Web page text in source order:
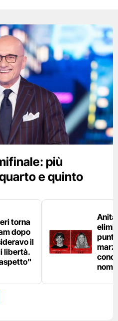
più
e quinto
torna
dopo
il
libertà.
Anita